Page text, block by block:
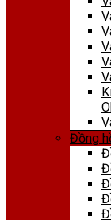
Đồng